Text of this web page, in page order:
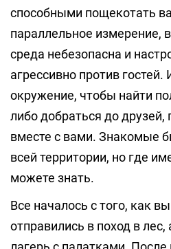
способными пощекотать
параллельное измерение,
среда небезопасна и
агрессивно против гостей.
окружение, чтобы найти
либо добраться до
вместе с вами. Знакомые
всей территории, но где
можете знать.
Все началось с того, как
отправились в поход в лес,